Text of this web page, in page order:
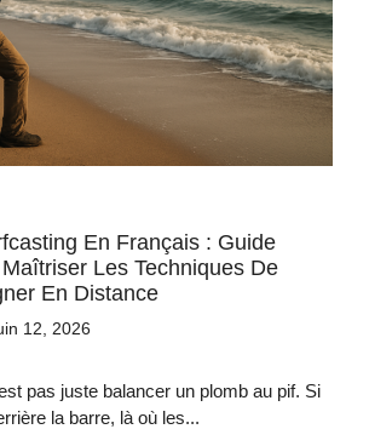
En Français : Guide
Les Techniques De
En Distance
12, 2026
pas juste balancer un plomb au pif. Si
la barre, là où les...